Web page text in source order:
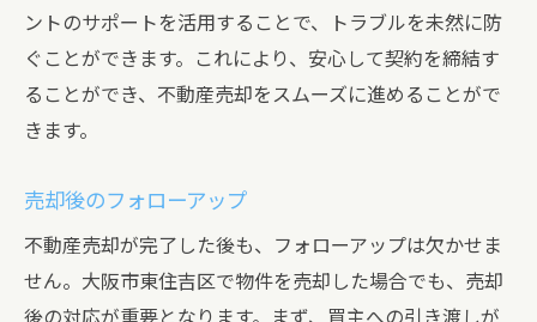
ントのサポートを活用することで、トラブルを未然に防
ぐことができます。これにより、安心して契約を締結す
ることができ、不動産売却をスムーズに進めることがで
きます。
売却後のフォローアップ
不動産売却が完了した後も、フォローアップは欠かせま
せん。大阪市東住吉区で物件を売却した場合でも、売却